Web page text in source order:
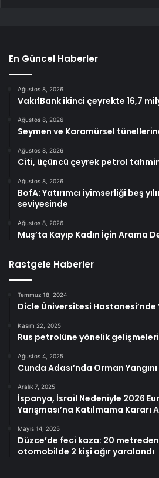
En Güncel Haberler
Ağustos 8, 2026
VakıfBank ikinci çeyrekte 16,7
Ağustos 8, 2026
Seymen ve Karamürsel
Ağustos 8, 2026
Citi, üçüncü çeyrek petrol
Ağustos 8, 2026
BofA: Yatırımcı iyimserliği beş
seviyesinde
Ağustos 8, 2026
Muş’ta Kayıp Kadın İçin Arama
Rastgele Haberler
Temmuz 18, 2024
Dicle Üniversitesi Hastanesi’nde
Kasım 22, 2025
Rus petrolüne yönelik
Ağustos 4, 2025
Cunda Adası’nda Orman Yangını
Aralık 7, 2025
İspanya, İsrail Nedeniyle 2026
Yarışması’na Katılmama Kararı
Mayıs 14, 2025
Düzce’de feci kaza: 20
otomobilde 2 kişi ağır yaralandı